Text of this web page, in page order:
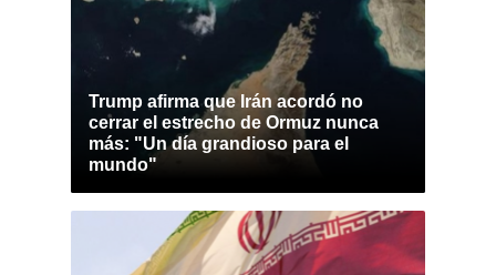
Trump afirma que Irán acordó no
cerrar el estrecho de Ormuz nunca
más: "Un día grandioso para el
mundo"